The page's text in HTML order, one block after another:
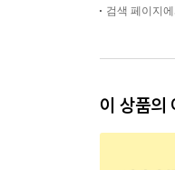
검색 페이지
이 상품의